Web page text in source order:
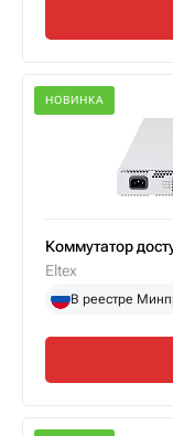
НОВИНКА
Коммутатор
Eltex
В реестре